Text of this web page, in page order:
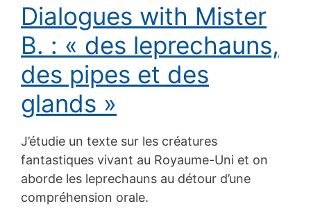
Dialogues with Mister
B. : « des leprechauns,
des pipes et des
glands »
J’étudie un texte sur les créatures
fantastiques vivant au Royaume-Uni et on
aborde les leprechauns au détour d’une
compréhension orale.